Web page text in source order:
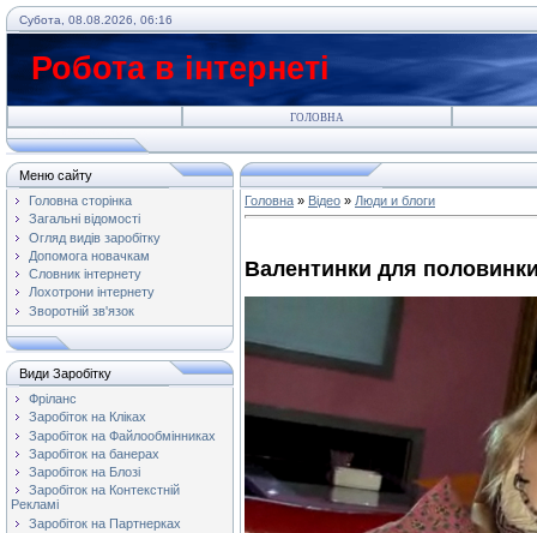
Субота, 08.08.2026, 06:16
Робота в інтернеті
ГОЛОВНА
Меню сайту
Головна сторінка
Загальні відомості
Огляд видів заробітку
Допомога новачкам
Словник інтернету
Лохотрони інтернету
Зворотній зв'язок
Види Заробітку
Фріланс
Заробіток на Кліках
Заробіток на Файлообмінниках
Заробіток на банерах
Заробіток на Блозі
Заробіток на Контекстній
Рекламі
Заробіток на Партнерках
Головна » Відео » Люди и блоги
Валентинки для